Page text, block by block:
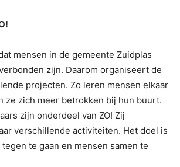
mensen in de gemeente Zuidplas
zijn. Daarom organiseert de
projecten. Zo leren mensen elkaar
ze zich meer betrokken bij hun buurt.
zijn onderdeel van ZO! Zij
verschillende activiteiten. Het doel is
te gaan en mensen samen te